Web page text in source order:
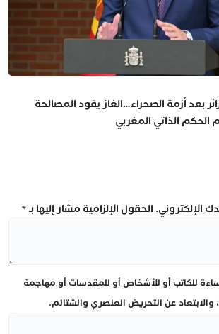
بعد أزمة الصحراء…الغاز يقود المصالحة
الذاتي المغربي
الإلكتروني. الحقول الإلزامية مشار إليها بـ*
للكاتب أو للأشخاص أو للمقدسات أو مهاجمة
والابتعاد عن التحريض العنصري والشتائم.